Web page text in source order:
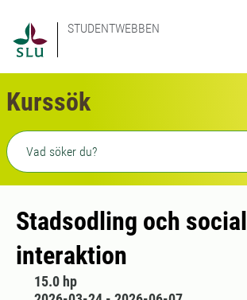
STUDENTWEBBEN
Kurssök
Fritext sökning
Stadsodling och social
interaktion
15.0 hp